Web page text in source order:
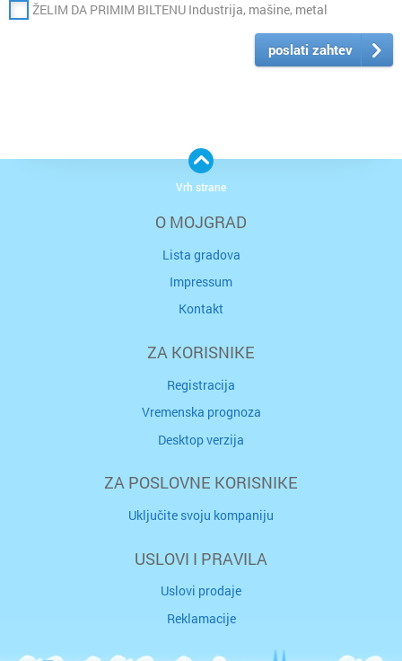
ŽELIM DA PRIMIM BILTENU Industrija, mašine, metal
poslati zahtev
O MOJGRAD
Lista gradova
Impressum
Kontakt
ZA KORISNIKE
Registracija
Vremenska prognoza
Desktop verzija
ZA POSLOVNE KORISNIKE
Uključite svoju kompaniju
USLOVI I PRAVILA
Uslovi prodaje
Reklamacije
Vrh strane